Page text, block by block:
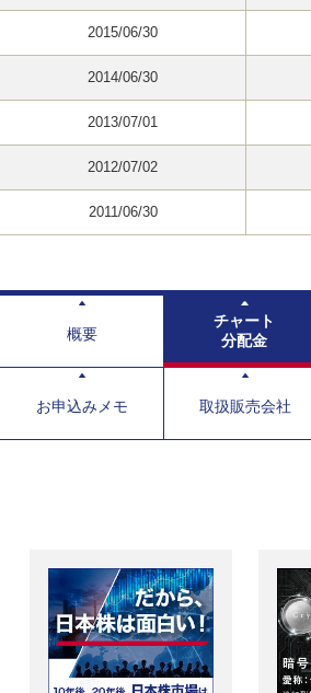
2015/06/30
2014/06/30
2013/07/01
2012/07/02
2011/06/30
概要
チャート
分配金
お申込みメモ 取扱販売会社